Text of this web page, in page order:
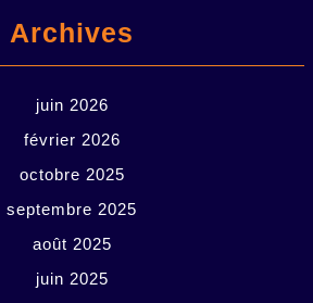
Archives
juin 2026
février 2026
octobre 2025
septembre 2025
août 2025
juin 2025